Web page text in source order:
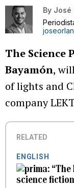
By José
The Science
Bayamón,
of lights and
company
RELATED
ENGLISH
“The
science